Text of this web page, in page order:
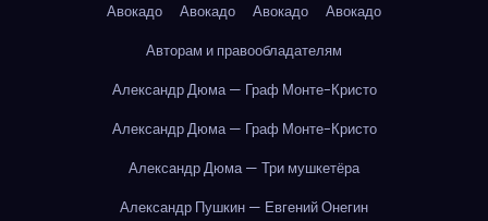
Авокадо
Авокадо Авокадо
Авокадо
Авторам и правообладателям
Александр Дюма — Граф Монте-Кристо
Александр Дюма — Граф Монте-Кристо
Александр Дюма — Три мушкетёра
Александр Пушкин — Евгений Онегин